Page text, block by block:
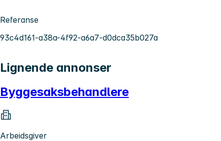
Referanse
93c4d161-a38a-4f92-a6a7-d0dca35b027a
Lignende annonser
Byggesaksbehandlere
Arbeidsgiver